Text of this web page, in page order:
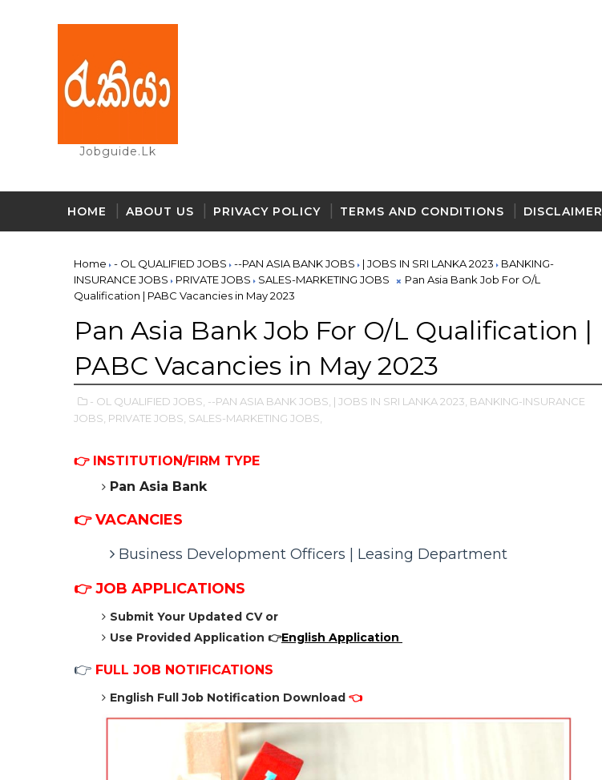
Jobguide.lk
HOME ABOUT US PRIVACY POLICY TERMS AND CONDITIONS DISCLAIMER
Home - OL QUALIFIED JOBS --PAN ASIA BANK JOBS | JOBS IN SRI LANKA 2023
BANKING-
INSURANCE JOBS
PRIVATE JOBS SALES-MARKETING JOBS
Pan Asia Bank Job For O/L
Qualification | PABC Vacancies in May 2023
Pan Asia Bank Job For O/L Qualification |
PABC Vacancies in May 2023
- OL QUALIFIED JOBS, --PAN ASIA BANK JOBS, | JOBS IN SRI LANKA 2023, BANKING-INSURANCE
JOBS, PRIVATE JOBS, SALES-MARKETING JOBS,
👉 INSTITUTION/FIRM TYPE
Pan Asia Bank
👉 VACANCIES
Business Development Officers | Leasing Department
👉JOB APPLICATIONS
Submit Your Updated CV or
Use Provided Application 👉English Application
👉 FULL JOB NOTIFICATIONS
English Full Job Notification Download 👈